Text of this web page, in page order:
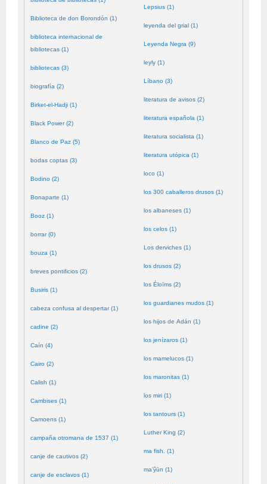
Biblioteca de don Borondón (1)
biblioteca internacional de
bibliotecas (1)
bibliotecas (3)
biografía (2)
Birket-el-Hadji (1)
Black Power (2)
Blanco de Paz (5)
bodas coptas (3)
Bodino (2)
Bonaparte (1)
Booz (1)
borrar (0)
bouza (1)
breves pontificios (2)
Busiris (1)
cabeza confusa al despertar (1)
cadine (2)
Caín (4)
Cairo (2)
Calish (1)
Cambises (1)
Camoens (1)
campaña otromana de 1537 (1)
canje de cautivos (2)
canje de esclavos (1)
Lepsius (1)
leyenda del grial (1)
Leyenda Negra (9)
leyly (1)
Líbano (3)
literatura de avisos (2)
literatura española (1)
literatura socialista (1)
literatura utópica (1)
loco (1)
los 300 caballeros drusos (1)
los albaneses (1)
los celos (1)
Los derviches (1)
los drusos (2)
los Éloïms (2)
los guardianes mudos (1)
los hijos de Adán (1)
los jenízaros (1)
los mamelucos (1)
los maronitas (1)
los miri (1)
los tantours (1)
Luther King (2)
ma fish. (1)
ma’ŷūn (1)